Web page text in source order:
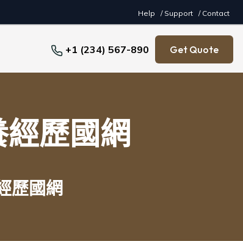
Help / Support / Contact
+1 (234) 567-890 Get Quote
歷國網
歷國網